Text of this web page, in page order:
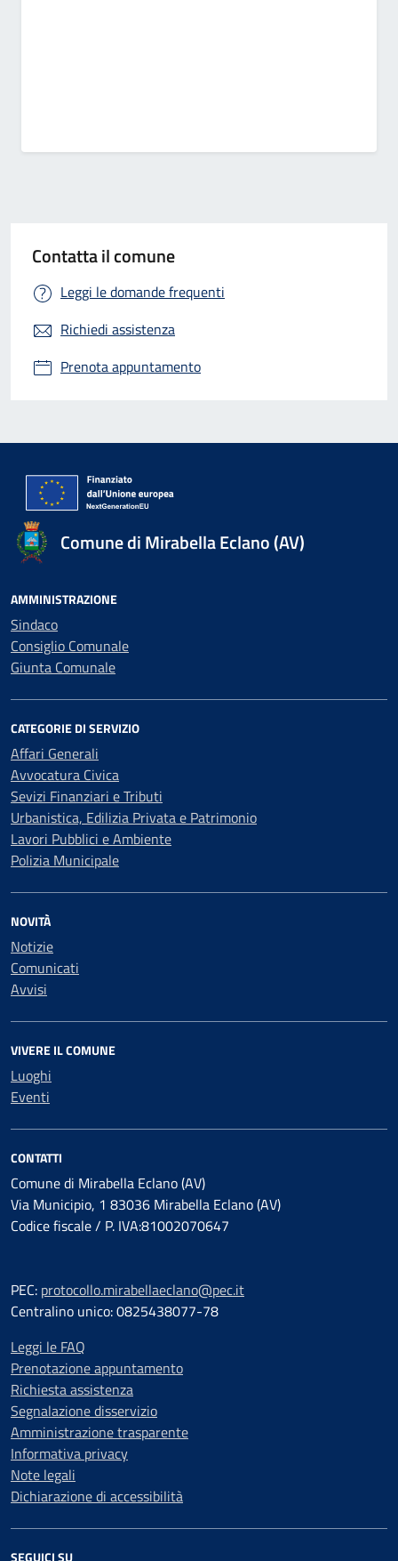
Contatta il comune
Leggi le domande frequenti
Richiedi assistenza
Prenota appuntamento
Comune di Mirabella Eclano (AV)
AMMINISTRAZIONE
Sindaco
Consiglio Comunale
Giunta Comunale
CATEGORIE DI SERVIZIO
Affari Generali
Avvocatura Civica
Sevizi Finanziari e Tributi
Urbanistica, Edilizia Privata e Patrimonio
Lavori Pubblici e Ambiente
Polizia Municipale
NOVITÀ
Notizie
Comunicati
Avvisi
VIVERE IL COMUNE
Luoghi
Eventi
CONTATTI
Comune di Mirabella Eclano (AV)
Via Municipio, 1 83036 Mirabella Eclano (AV)
Codice fiscale / P. IVA:81002070647
PEC: protocollo.mirabellaeclano@pec.it
Centralino unico: 0825438077-78
Leggi le FAQ
Prenotazione appuntamento
Richiesta assistenza
Segnalazione disservizio
Amministrazione trasparente
Informativa privacy
Note legali
Dichiarazione di accessibilità
SEGUICI SU